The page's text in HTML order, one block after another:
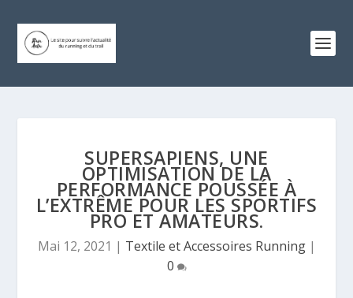
SUPERSAPIENS, UNE
OPTIMISATION DE LA
PERFORMANCE POUSSÉE À
L’EXTRÊME POUR LES SPORTIFS
PRO ET AMATEURS.
Mai 12, 2021 | Textile et Accessoires Running|
0